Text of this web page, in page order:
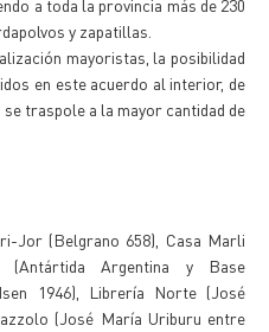
a toda la provincia más de 230
y zapatillas.
mayoristas, la posibilidad
en este acuerdo al interior, de
traspole a la mayor cantidad de
Jor (Belgrano 658), Casa Marli
(Antártida Argentina y Base
1946), Librería Norte (José
(José María Uriburu entre